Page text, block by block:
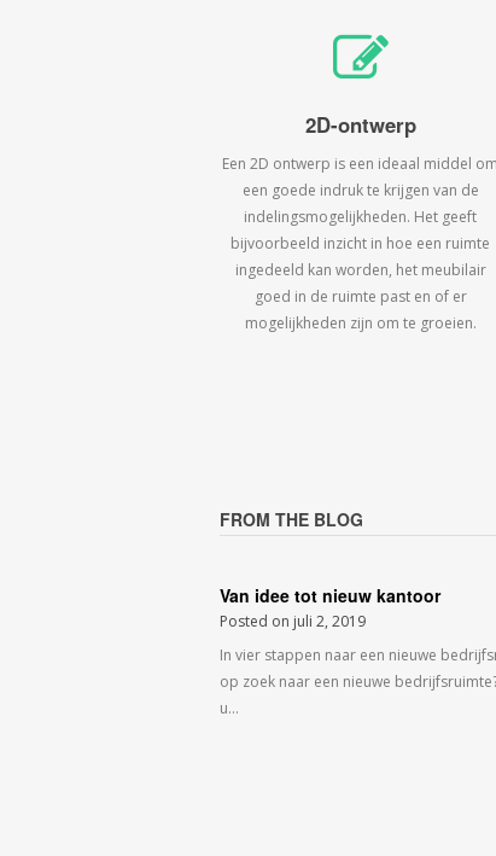
2D-ontwerp
Een 2D ontwerp is een ideaal middel om
een goede indruk te krijgen van de
indelingsmogelijkheden. Het geeft
bijvoorbeeld inzicht in hoe een ruimte
ingedeeld kan worden, het meubilair
goed in de ruimte past en of er
mogelijkheden zijn om te groeien.
FROM THE BLOG
Van idee tot nieuw kantoor
Posted on juli 2, 2019
In vier stappen naar een nieuwe
op zoek naar een nieuwe
u…